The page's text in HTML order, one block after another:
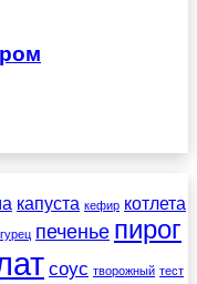
капуста кефир котлета
печенье пирог
соус творожный тест